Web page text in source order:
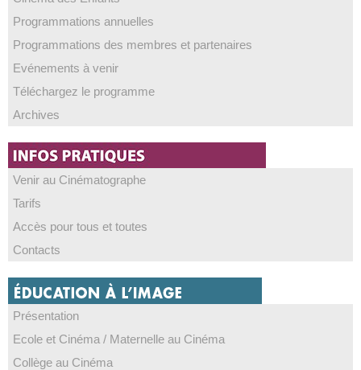
Programmations annuelles
Programmations des membres et partenaires
Evénements à venir
Téléchargez le programme
Archives
Venir au Cinématographe
Tarifs
Accès pour tous et toutes
Contacts
Présentation
Ecole et Cinéma / Maternelle au Cinéma
Collège au Cinéma